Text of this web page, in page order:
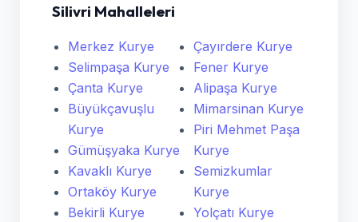
Silivri Mahalleleri
Merkez Kurye
Selimpaşa Kurye
Çanta Kurye
Büyükçavuşlu
Kurye
Gümüşyaka Kurye
Kavaklı Kurye
Ortaköy Kurye
Bekirli Kurye
Çayırdere Kurye
Fener Kurye
Alipaşa Kurye
Mimarsinan Kurye
Piri Mehmet Paşa
Kurye
Semizkumlar
Kurye
Yolçatı Kurye